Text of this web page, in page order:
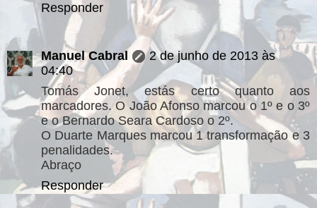
Responder
Manuel Cabral
2 de junho de 2013 às
04:40
Tomás Jonet, estás certo quanto aos
marcadores. O João Afonso marcou o 1º e o 3º
e o Bernardo Seara Cardoso o 2º.
O Duarte Marques marcou 1 transformação e 3
penalidades.
Abraço
Responder